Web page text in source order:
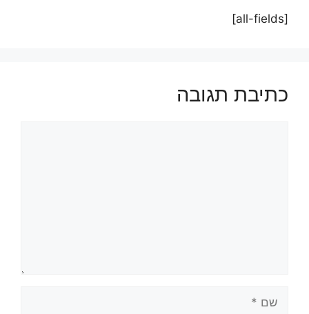
[all-fields]
כתיבת תגובה